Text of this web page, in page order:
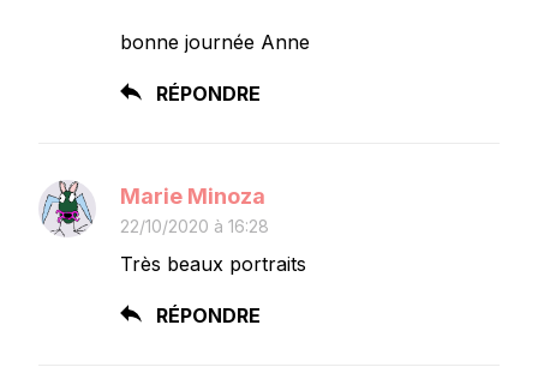
bonne journée Anne
RÉPONDRE
Marie Minoza
22/10/2020 à 16:28
Très beaux portraits
RÉPONDRE